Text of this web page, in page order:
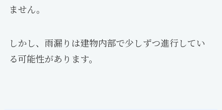
ません。
しかし、雨漏りは建物内部で少しずつ進行してい
る可能性があります。